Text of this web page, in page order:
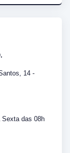
14 -
Sexta das 08h